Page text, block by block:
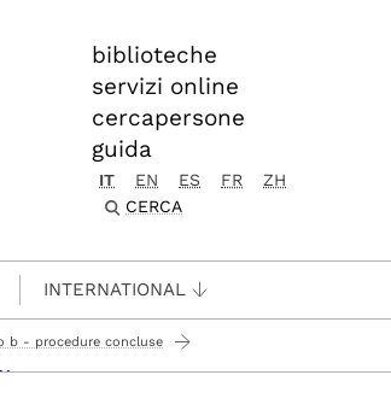
biblioteche
servizi online
cercapersone
guida
IT EN ES FR
ZH
CERCA
INTERNATIONAL
b - procedure concluse